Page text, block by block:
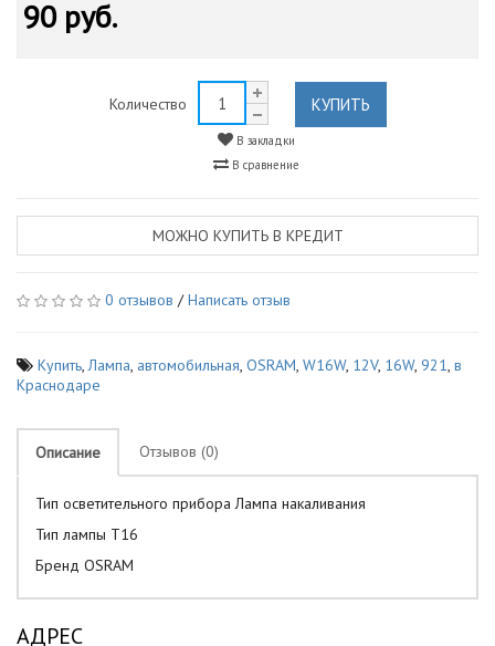
90 руб.
Количество КУПИТЬ
В закладки
В сравнение
МОЖНО КУПИТЬ В КРЕДИТ
0 отзывов /Написать отзыв
Купить,Лампа, автомобильная, OSRAM, W16W, 12V, 16W, 921, в
Краснодаре
Описание Отзывов (0)
Тип осветительного прибора Лампа накаливания
Тип лампы T16
Бренд OSRAM
АДРЕС